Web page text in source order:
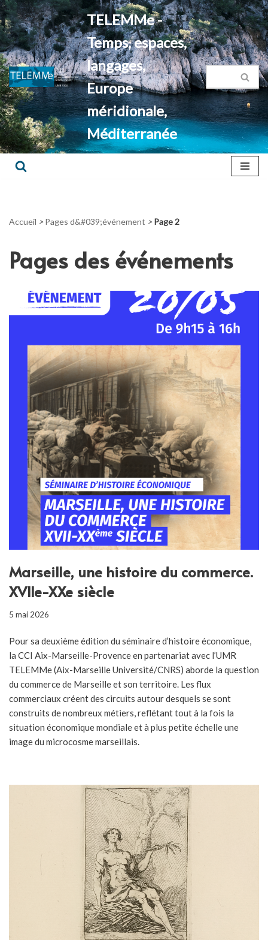
Aller
au
contenu
TELEMMe -
Temps, espaces,
langages,
Europe
méridionale,
Méditerranée
Accueil > Pages d&#039;événement > Page 2
Pages des événements
Marseille, une histoire du commerce.
XVIIe-XXe siècle
5 mai 2026
Pour sa deuxième édition du séminaire d’histoire économique,
la CCI Aix-Marseille-Provence en partenariat avec l’UMR
TELEMMe (Aix-Marseille Université/CNRS) aborde la question
du commerce de Marseille et son territoire. Les flux
commerciaux créent des circuits autour desquels se sont
construits de nombreux métiers, reflétant tout à la fois la
situation économique mondiale et à plus petite échelle une
image du microcosme marseillais.